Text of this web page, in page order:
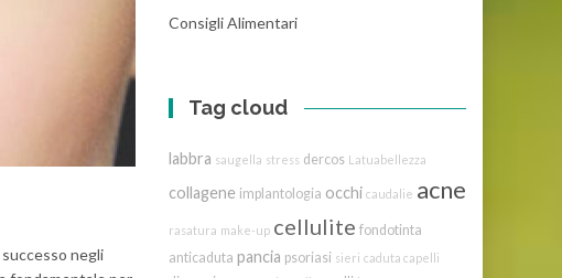
negli
Consigli Alimentari
Tag cloud
labbra saugella stress dercos Latuabellezza
collagene implantologia occhi caudalie acne
rasatura make-up cellulite fondotinta
anticaduta pancia psoriasi sieri caduta capelli